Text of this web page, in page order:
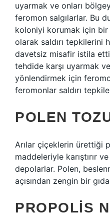
uyarmak ve onları
feromon salgılarlar. Bu
koloniyi korumak için bir
olarak saldırı tepkilerini
davetsiz misafir istila
tehdide karşı uyarmak
yönlendirmek için
feromonlar saldırı
POLEN
Arılar çiçeklerin ürettiği
maddeleriyle karıştırır
depolarlar. Polen,
açısından zengin bir
PROPOLIS